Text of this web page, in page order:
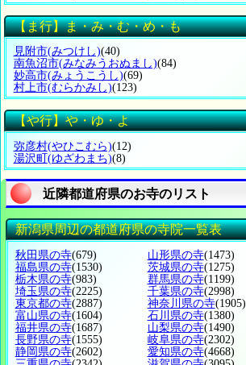
【ま行】ま・み・む・め・も
見附市(みつけし)(40)
南魚沼市(みなみうおぬまし)(84)
妙高市(みょうこうし)(69)
村上市(むらかみし)(123)
【や行】や・ゆ・よ
弥彦村(やひこむら)(12)
湯沢町 (ゆざわまち)(8)
近隣都道府県のお寺のリスト
新潟県周辺の都道府県の寺院一覧表
秋田県の寺(679) 山形県の寺(1473)
福島県の寺(1530) 茨城県の寺(1275)
栃木県の寺(983) 群馬県の寺(1199)
埼玉県の寺(2225) 千葉県の寺(2998)
東京都の寺(2887) 神奈川県の寺(1905)
富山県の寺(1604) 石川県の寺(1380)
福井県の寺(1687) 山梨県の寺(1490)
長野県の寺(1555) 岐阜県の寺(2302)
静岡県の寺(2602) 愛知県の寺(4668)